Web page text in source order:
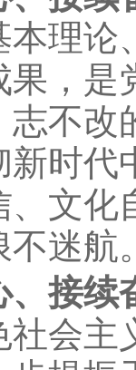
本理论
，是
志不
新时
文化
不迷航
接续
会主